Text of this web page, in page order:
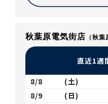
秋葉原電気街店 （秋葉
直近1週
8/8 (土)
8/9
(日)